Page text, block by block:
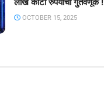
OCTOBER 15, 2025